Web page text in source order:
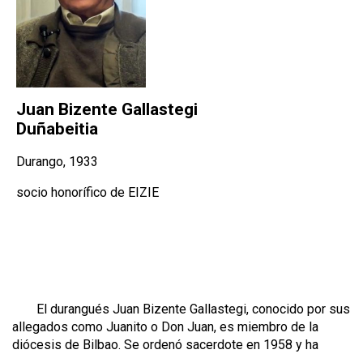
Juan Bizente Gallastegi
Duñabeitia
Durango, 1933
socio honorífico de EIZIE
El durangués Juan Bizente Gallastegi, conocido por sus
allegados como Juanito o Don Juan, es miembro de la
diócesis de Bilbao. Se ordenó sacerdote en 1958 y ha